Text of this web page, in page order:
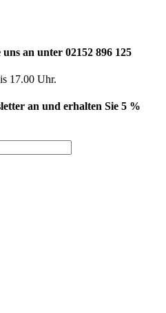
an unter 02152 896 125
17.00 Uhr.
an und erhalten Sie 5 %